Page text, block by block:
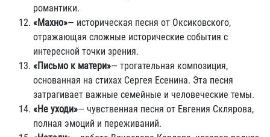
романтики.
«Махно»— историческая песня от Оксиковского,
отражающая сложные исторические события с
интересной точки зрения.
«Письмо к матери»— трогательная композиция,
основанная на стихах Сергея Есенина. Эта песня
затрагивает важные семейные и человеческие темы.
«Не уходи»— чувственная песня от Евгения Склярова,
полная эмоций и переживаний.